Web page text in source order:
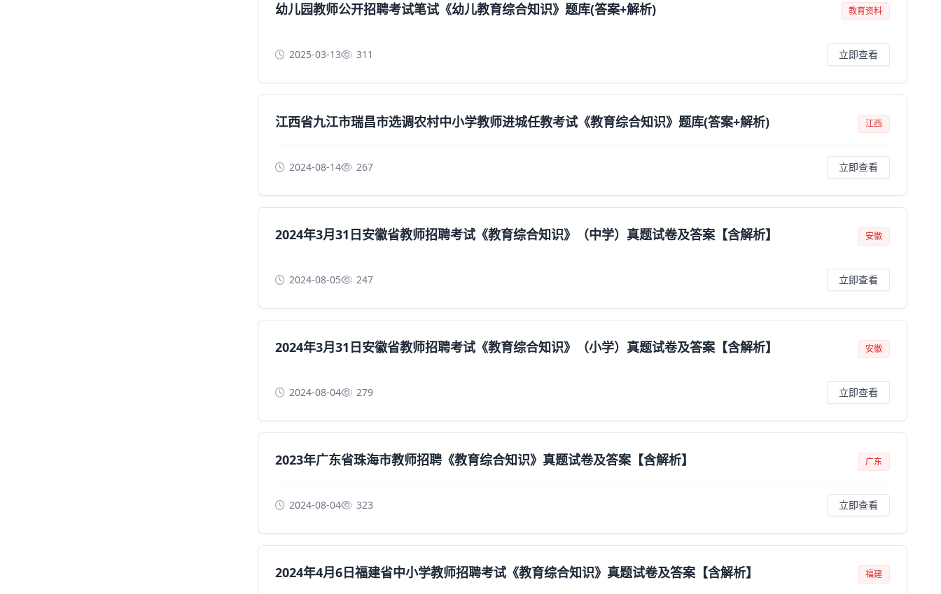
幼儿园教师公开招聘考试笔试《幼儿教育综合知识》题库(答案+解析) 教育资料
2025-03-13 311 立即查看
江西省九江市瑞昌市选调农村中小学教师进城任教考试《教育综合知识》题库(答案+解析) 江西
2024-08-14 267 立即查看
2024年3月31日安徽省教师招聘考试《教育综合知识》（中学）真题试卷及答案【含解析】 安徽
2024-08-05 247 立即查看
2024年3月31日安徽省教师招聘考试《教育综合知识》（小学）真题试卷及答案【含解析】 安徽
2024-08-04 279 立即查看
2023年广东省珠海市教师招聘《教育综合知识》真题试卷及答案【含解析】 广东
2024-08-04 323 立即查看
2024年4月6日福建省中小学教师招聘考试《教育综合知识》真题试卷及答案【含解析】 福建